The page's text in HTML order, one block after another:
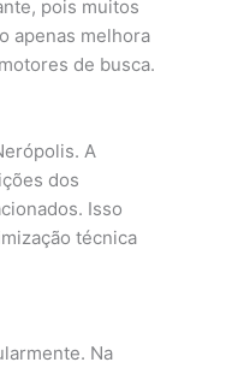
pois muitos
apenas melhora
de busca.
A
dos
Isso
técnica
Na